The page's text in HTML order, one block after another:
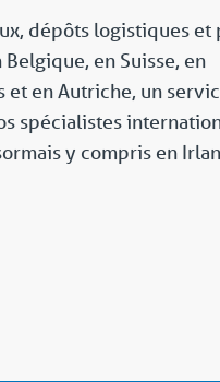
dépôts logistiques et
en Suisse, en
et en Autriche, un
spécialistes
y compris en